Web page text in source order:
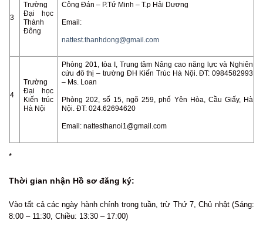
3
Trường
Đại học
Thành
Đông
Công Đán – P.Tứ Minh – T.p Hải Dương
Email:
nattest.thanhdong@gmail.com
4
Trường
Đại học
Kiến trúc
Hà Nội
Phòng 201, tòa I, Trung tâm Nâng cao năng lực và Nghiên
cứu đô thị – trường ĐH Kiến Trúc Hà Nội. ĐT: 0984582993
– Ms. Loan
Phòng 202, số 15, ngõ 259, phố Yên Hòa, Cầu Giấy, Hà
Nội. ĐT: 024.62694620
Email: nattesthanoi1@gmail.com
*
Thời gian nhận Hồ sơ đăng ký:
Vào tất cả các ngày hành chính trong tuần, trừ Thứ 7, Chủ nhật (Sáng:
8:00 – 11:30, Chiều: 13:30 – 17:00)